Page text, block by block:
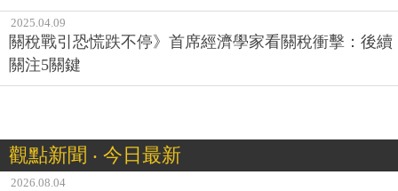
2025.04.09
關稅戰引恐慌跌不停》首席經濟學家看關稅衝擊：後續
關注5關鍵
觀點新聞 ‧ 今日最新
2026.08.04